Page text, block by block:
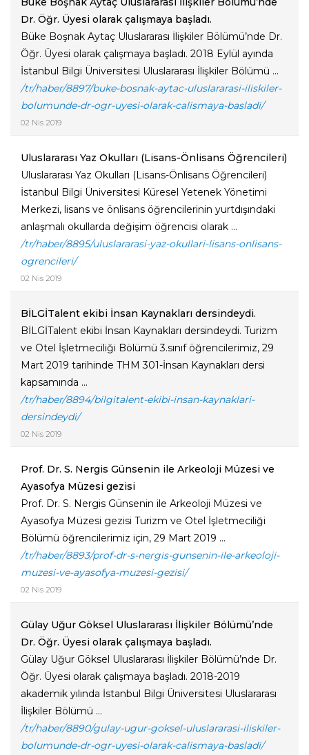
Dr. Öğr. Üyesi olarak çalışmaya başladı.
Büke Boşnak Aytaç Uluslararası İlişkiler Bölümü’nde Dr.
Öğr. Üyesi olarak çalışmaya başladı. 2018 Eylül ayında
İstanbul Bilgi Üniversitesi Uluslararası İlişkiler Bölümü ...
/tr/haber/8897/buke-bosnak-aytac-uluslararasi-iliskiler-
bolumunde-dr-ogr-uyesi-olarak-calismaya-basladi/
02 Nis 2019
Uluslararası Yaz Okulları (Lisans-Önlisans Öğrencileri)
Uluslararası Yaz Okulları (Lisans-Önlisans Öğrencileri)
İstanbul Bilgi Üniversitesi Küresel Yetenek Yönetimi
Merkezi, lisans ve önlisans öğrencilerinin yurtdışındaki
anlaşmalı okullarda değişim öğrencisi olarak ...
/tr/haber/8895/uluslararasi-yaz-okullari-lisans-onlisans-
ogrencileri/
02 Nis 2019
BİLGİTalent ekibi İnsan Kaynakları dersindeydi.
BİLGİTalent ekibi İnsan Kaynakları dersindeydi. Turizm
ve Otel İşletmeciliği Bölümü 3.sınıf öğrencilerimiz, 29
Mart 2019 tarihinde THM 301-İnsan Kaynakları dersi
kapsamında ...
/tr/haber/8894/bilgitalent-ekibi-insan-kaynaklari-
dersindeydi/
02 Nis 2019
Prof. Dr. S. Nergis Günsenin ile Arkeoloji Müzesi ve
Ayasofya Müzesi gezisi
Prof. Dr. S. Nergis Günsenin ile Arkeoloji Müzesi ve
Ayasofya Müzesi gezisi Turizm ve Otel İşletmeciliği
Bölümü öğrencilerimiz için, 29 Mart 2019 ...
/tr/haber/8893/prof-dr-s-nergis-gunsenin-ile-arkeoloji-
muzesi-ve-ayasofya-muzesi-gezisi/
02 Nis 2019
Gülay Uğur Göksel Uluslararası İlişkiler Bölümü’nde
Dr. Öğr. Üyesi olarak çalışmaya başladı.
Gülay Uğur Göksel Uluslararası İlişkiler Bölümü’nde Dr.
Öğr. Üyesi olarak çalışmaya başladı. 2018-2019
akademik yılında İstanbul Bilgi Üniversitesi Uluslararası
İlişkiler Bölümü ...
/tr/haber/8890/gulay-ugur-goksel-uluslararasi-iliskiler-
bolumunde-dr-ogr-uyesi-olarak-calismaya-basladi/